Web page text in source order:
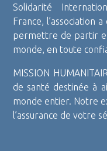
Solidarité
France, l’association
permettre de partir
monde, en toute
MISSION
de santé destinée à
monde entier. Notre
l’assurance de votre